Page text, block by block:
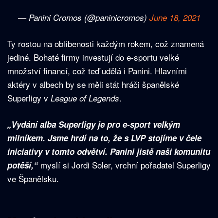
— Panini Cromos (@paninicromos) June 18, 2021
Ty rostou na oblíbenosti každým rokem, což znamená
jediné. Bohaté firmy investují do e-sportu velké
množství financí, což teď udělá i Panini. Hlavními
aktéry v albech by se měli stát hráči španělské
Superligy v League of Legends.
„Vydání alba Superligy je pro e-sport velkým
milníkem. Jsme hrdí na to, že s LVP stojíme v čele
iniciativy v tomto odvětví. Panini jistě naši komunitu
potěší,“myslí si Jordi Soler, vrchní pořadatel Superligy
ve Španělsku.